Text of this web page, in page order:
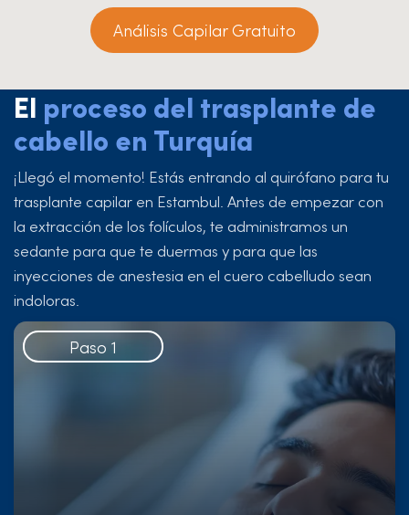
Análisis Capilar Gratuito
El proceso del trasplante de
cabello en Turquía
¡Llegó el momento! Estás entrando al quirófano para tu
trasplante capilar en Estambul. Antes de empezar con
la extracción de los folículos, te administramos un
sedante para que te duermas y para que las
inyecciones de anestesia en el cuero cabelludo sean
indoloras.
Paso 1